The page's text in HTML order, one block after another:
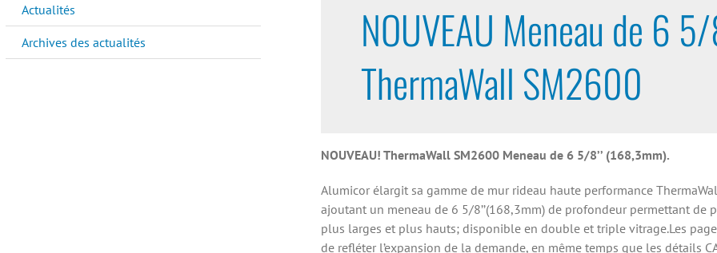
NOUVEAU Meneau de 6
ThermaWall SM2600
NOUVEAU! ThermaWall SM2600 Meneau de 6 5/8’’ (168,3mm).
Alumicor élargit sa gamme de mur rideau haute performance
ajoutant un meneau de 6 5/8’’(168,3mm) de profondeur permettant
plus larges et plus hauts; disponible en double et triple vitrage.Les
de refléter l’expansion de la demande, en même temps que les détails
Actualités
Archives des actualités